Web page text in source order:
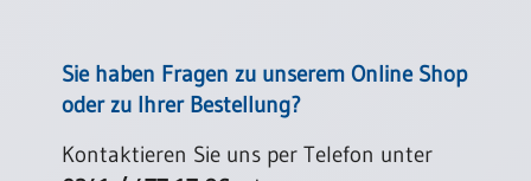
Sie haben Fragen zu unserem Online Shop
oder zu Ihrer Bestellung?
Kontaktieren Sie uns per Telefon unter